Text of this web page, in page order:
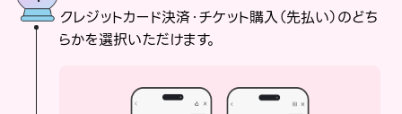
クレジットカード決済・チケット購入（先払い）のどち
らかを選択いただけます。